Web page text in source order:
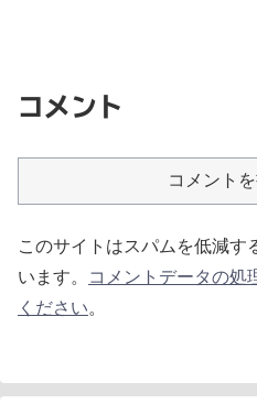
コメント
コメント
このサイトはスパムを低減す
います。
コメントデータの処
ください。